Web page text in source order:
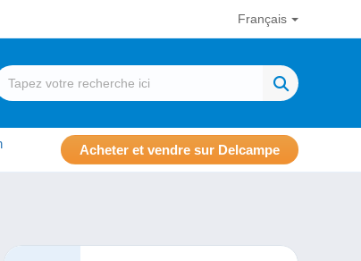
Français
Acheter et vendre sur Delcampe